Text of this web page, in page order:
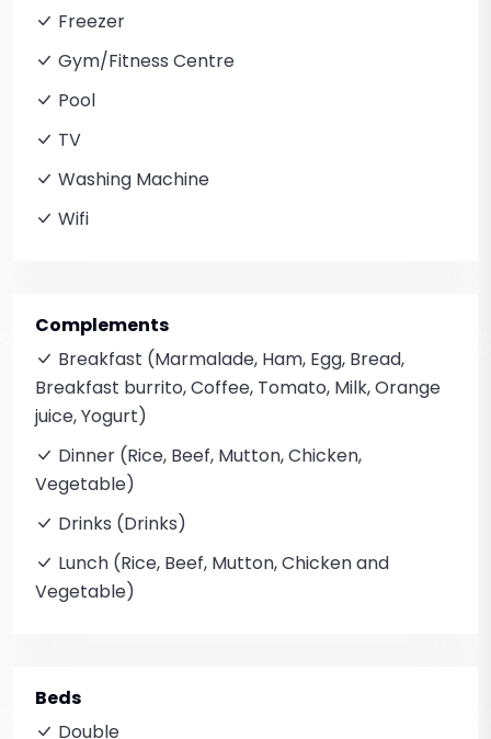
Freezer
Gym/Fitness Centre
Pool
TV
Washing Machine
Wifi
Complements
Breakfast (Marmalade, Ham, Egg, Bread,
Breakfast burrito, Coffee, Tomato, Milk, Orange
juice, Yogurt)
Dinner (Rice, Beef, Mutton, Chicken,
Vegetable)
Drinks (Drinks)
Lunch (Rice, Beef, Mutton, Chicken and
Vegetable)
Beds
Double